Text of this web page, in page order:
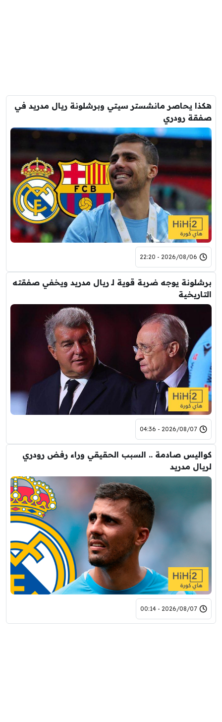
هكذا يحاصر مانشستر سيتي وبرشلونة ريال مدريد في
صفقة رودري
2026/08/06 - 22:20
برشلونة يوجه ضربة قوية لـ ريال مدريد ويخفي صفقته
التاريخية
2026/08/07 - 04:36
كواليس صادمة .. السبب الحقيقي وراء رفض رودري
لريال مدريد
2026/08/07 - 00:14